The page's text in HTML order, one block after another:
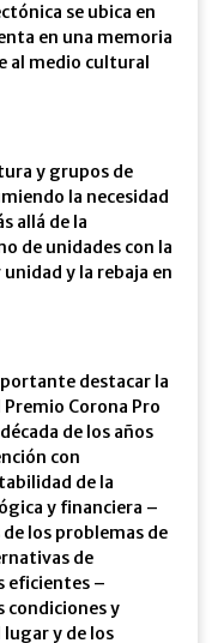
se ubica en
en una memoria
al medio cultural
y grupos de
la necesidad
allá de la
de unidades con la
y la rebaja en
destacar la
Corona Pro
de los años
con
de la
y financiera –
los problemas de
de
eficientes –
condiciones y
lugar y de los